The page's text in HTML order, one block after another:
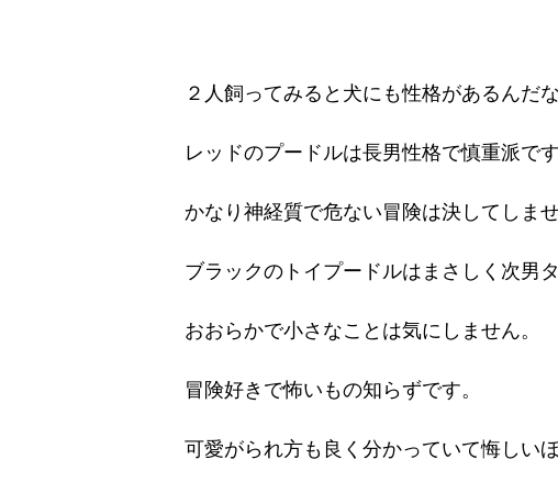
２人飼ってみると犬にも性格があるんだ
レッドのプードルは長男性格で慎重派です
かなり神経質で危ない冒険は決してしませ
ブラックのトイプードルはまさしく次男タ
おおらかで小さなことは気にしません。
冒険好きで怖いもの知らずです。
可愛がられ方も良く分かっていて悔しい